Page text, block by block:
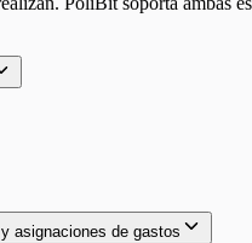
asignaciones de gastos